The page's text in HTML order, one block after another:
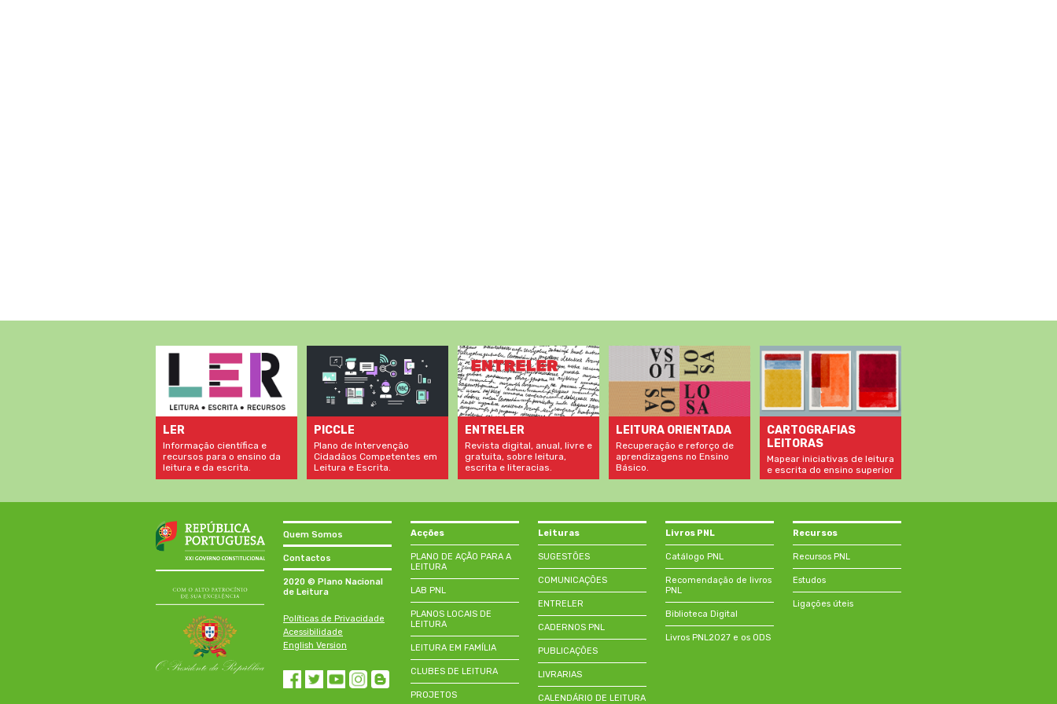
LER
Informação científica e
recursos para o ensino da
leitura e da escrita.
PICCLE
Plano de Intervenção
Cidadãos Competentes em
Leitura e Escrita.
ENTRELER
Revista digital, anual, livre e
gratuita, sobre leitura,
escrita e literacias.
LEITURA ORIENTADA
Recuperação e reforço de
aprendizagens no Ensino
Básico.
CARTOGRAFIAS
LEITORAS
Mapear iniciativas de leitura
e escrita do ensino superior
Quem Somos
Contactos
2020 © Plano Nacional
de Leitura
Políticas de Privacidade
Acessibilidade
English Version
Acções
PLANO DE AÇÃO PARA A
LEITURA
LAB PNL
PLANOS LOCAIS DE
LEITURA
LEITURA EM FAMÍLIA
CLUBES DE LEITURA
PROJETOS
Leituras
SUGESTÕES
COMUNICAÇÕES
ENTRELER
CADERNOS PNL
PUBLICAÇÕES
LIVRARIAS
CALENDÁRIO DE LEITURA
Livros PNL
Catálogo PNL
Recomendação de livros
PNL
Biblioteca Digital
Livros PNL2027 e os ODS
Recursos
Recursos PNL
Estudos
Ligações úteis